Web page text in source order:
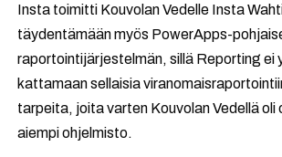
Insta toimitti Kouvolan Vedelle Insta
täydentämään myös PowerApps-
raportointijärjestelmän, sillä Reporting ei
kattamaan sellaisia
tarpeita, joita varten Kouvolan Vedellä oli
aiempi ohjelmisto.